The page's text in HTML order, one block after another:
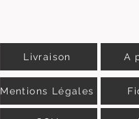
Livraison A
Mentions Légales